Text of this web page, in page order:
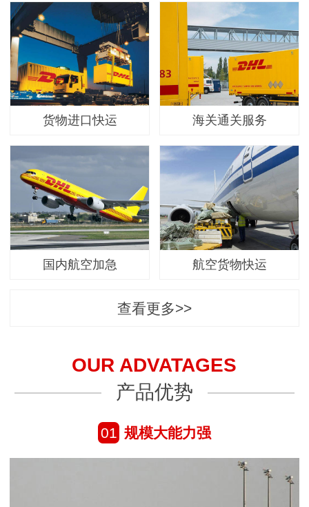
货物进口快运 海关通关服务
国内航空加急 航空货物快运
查看更多>>
OUR ADVATAGES
产品优势
01 规模大能力强